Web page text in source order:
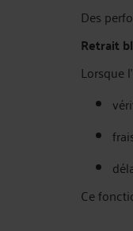
Des
Retrait
Lorsque
Ce